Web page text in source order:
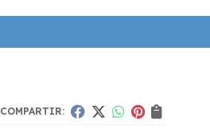
COMPARTIR: